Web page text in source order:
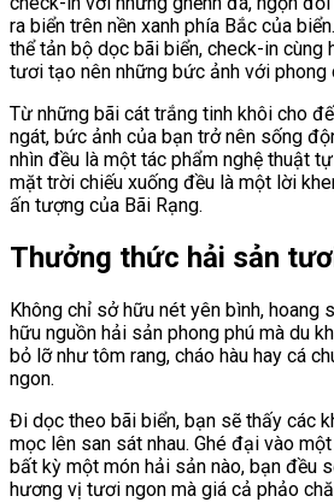
ra biển trên nền xanh phía Bắc của
thể tản bộ dọc bãi biển, check-in cùng
tươi tạo nên những bức ảnh với phong
Từ những bãi cát trắng tinh khôi cho
ngát, bức ảnh của bạn trở nên sống
nhìn đều là một tác phẩm nghệ thuật
mặt trời chiếu xuống đều là một lời
ấn tượng của Bãi Rạng.
Thưởng thức hải sản
Không chỉ sở hữu nét yên bình, hoang
hữu nguồn hải sản phong phú mà du
bỏ lỡ như tôm rang, cháo hàu hay cá
ngon.
Đi dọc theo bãi biển, bạn sẽ thấy các
mọc lên san sát nhau. Ghé đại vào
bất kỳ một món hải sản nào, bạn đều
hương vị tươi ngon mà giá cả phảo